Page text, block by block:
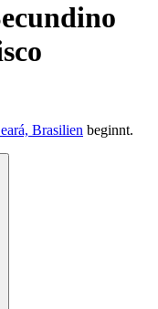
Brasilien beginnt.